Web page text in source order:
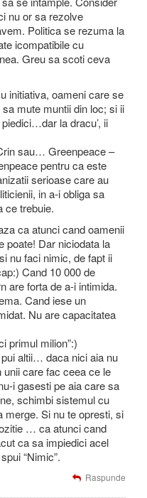
nu or sa rezolve
Politica se rezuma la
icompatibile cu
Greu sa scoti ceva
initiativa, oameni care se
mute muntii din loc; si ii
la dracu’, ii
sau… Greenpeace –
pentru ca este
serioase care au
in a-i obliga sa
ce trebuie.
ca atunci cand oamenii
poate! Dar niciodata la
nu faci nimic, de fapt ii
Cand 10 000 de
are forta de a-i intimida.
Cand iese un
Nu are capacitatea
primul milion”:)
altii… daca nici aia nu
care fac ceea ce le
i gasesti pe aia care sa
schimbi sistemul cu
merge. Si nu te opresti, si
… ca atunci cand
ca sa impiedici acel
“Nimic”.
Raspunde